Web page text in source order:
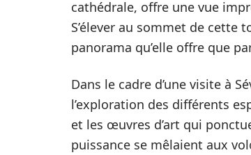
cathédrale, offre une vue
S’élever au sommet de
panorama qu’elle offre que
Dans le cadre d’une visite à
l’exploration des différents
et les œuvres d’art qui
puissance se mêlaient aux